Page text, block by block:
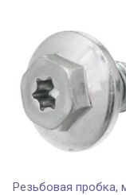
Резьбовая пробка,